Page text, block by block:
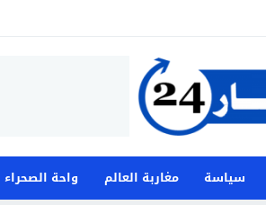
سياسة مغاربة العالم واحة الصحراء